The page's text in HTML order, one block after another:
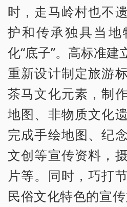
时，走马岭村也不
护和传承独具当地
化“底子”。高标准建
重新设计制定旅游
茶马文化元素，制
地图、非物质文化
完成手绘地图、纪
文创等宣传资料，
片等。同时，巧打
民俗文化特色的宣